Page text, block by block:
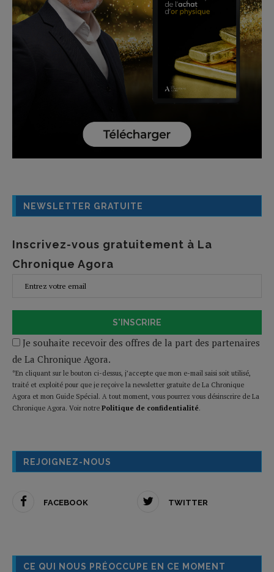
NEWSLETTER GRATUITE
Inscrivez-vous gratuitement à La
Chronique Agora
S'INSCRIRE
Je souhaite recevoir des offres de la part des partenaires
de La Chronique Agora.
*En cliquant sur le bouton ci-dessus, j’accepte que mon e-mail saisi soit utilisé,
traité et exploité pour que je reçoive la newsletter gratuite de La Chronique
Agora et mon Guide Spécial. A tout moment, vous pourrez vous désinscrire de La
Chronique Agora. Voir notre Politique de confidentialité.
REJOIGNEZ-NOUS
FACEBOOK TWITTER
CE QUI NOUS PRÉOCCUPE EN CE MOMENT